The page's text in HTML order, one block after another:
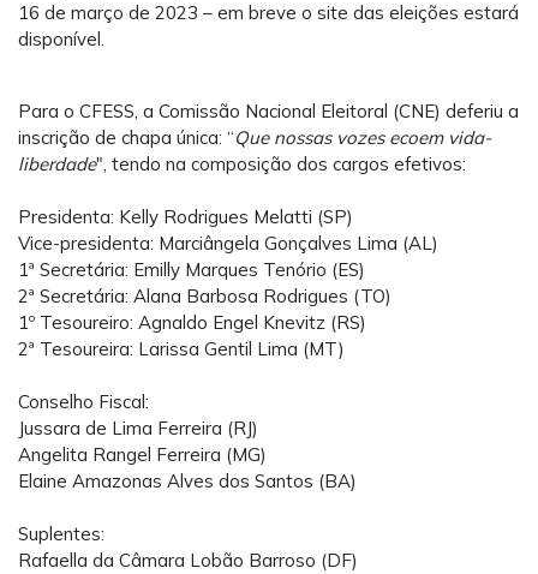
16 de março de 2023 – em breve o site das eleições estará
disponível.
Para o CFESS, a Comissão Nacional Eleitoral (CNE) deferiu a
inscrição de chapa única: “Que nossas vozes ecoem vida-
liberdade", tendo na composição dos cargos efetivos:
Presidenta: Kelly Rodrigues Melatti (SP)
Vice-presidenta: Marciângela Gonçalves Lima (AL)
1ª Secretária: Emilly Marques Tenório (ES)
2ª Secretária: Alana Barbosa Rodrigues (TO)
1º Tesoureiro: Agnaldo Engel Knevitz (RS)
2ª Tesoureira: Larissa Gentil Lima (MT)
Conselho Fiscal:
Jussara de Lima Ferreira (RJ)
Angelita Rangel Ferreira (MG)
Elaine Amazonas Alves dos Santos (BA)
Suplentes:
Rafaella da Câmara Lobão Barroso (DF)